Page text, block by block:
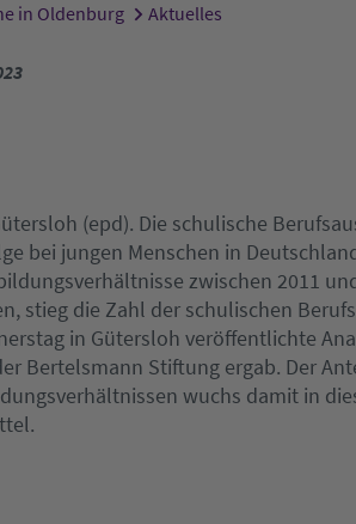
hier:
in Oldenburg Aktuelles
(epd). Die schulische
bei jungen Menschen in
zwischen 2011
stieg die Zahl der schulischen
in Gütersloh veröffentlichte
Bertelsmann Stiftung ergab. Der
wuchs damit in